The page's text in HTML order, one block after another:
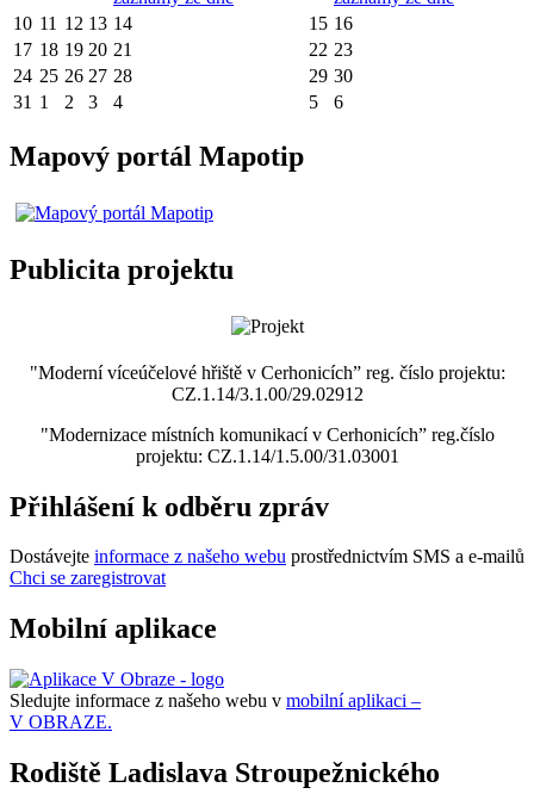
10 11 12 13 14 15 16
17 18 19 20 21 22 23
24 25 26 27 28 29 30
31 1 2 3 4 5 6
Mapový portál Mapotip
Publicita projektu
"Moderní víceúčelové hřiště v Cerhonicích” reg. číslo projektu:
CZ.1.14/3.1.00/29.02912
"Modernizace místních komunikací v Cerhonicích” reg.číslo
projektu: CZ.1.14/1.5.00/31.03001
Přihlášení k odběru zpráv
Dostávejte informace z našeho webu prostřednictvím SMS a e-mailů
Chci se zaregistrovat
Mobilní aplikace
Sledujte informace z našeho webu v mobilní aplikaci –
V OBRAZE.
Rodiště Ladislava Stroupežnického